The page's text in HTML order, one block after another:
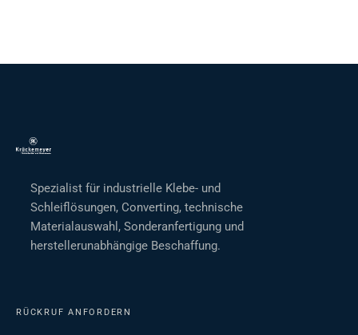
Spezialist für industrielle Klebe- und
Schleiflösungen, Converting, technische
Materialauswahl, Sonderanfertigung und
herstellerunabhängige Beschaffung.
RÜCKRUF ANFORDERN